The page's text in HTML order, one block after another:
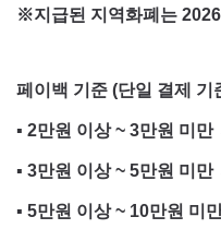
※지급된 지역화폐는
페이백 기준 (단일 결제 기
▪ 2만원 이상 ~ 3만원 미
▪ 3만원 이상 ~ 5만원 미
▪ 5만원 이상 ~ 10만원 미